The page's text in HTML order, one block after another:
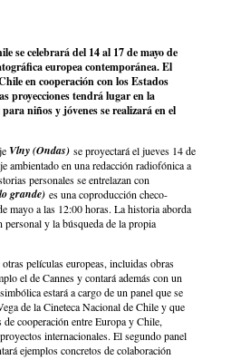
se celebrará del 14 al 17 de mayo de
europea contemporánea. El
en cooperación con los Estados
proyecciones tendrá lugar en la
niños y jóvenes se realizará en el
Vlny (Ondas) se proyectará el jueves 14 de
ambientado en una redacción radiofónica a
personales se entrelazan con
grande) es una coproducción checo-
mayo a las 12:00 horas. La historia aborda
y la búsqueda de la propia
películas europeas, incluidas obras
el de Cannes y contará además con un
estará a cargo de un panel que se
de la Cineteca Nacional de Chile y que
cooperación entre Europa y Chile,
internacionales. El segundo panel
ejemplos concretos de colaboración